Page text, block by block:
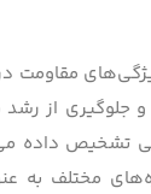
مقاومت
جلوگیری از
تشخیص داده
مختلف به